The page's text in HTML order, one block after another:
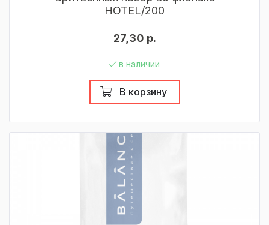
HOTEL/200
27,30 р.
в наличии
В корзину